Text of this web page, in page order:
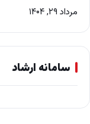
مرداد ۲۹, ۱۴۰۴
سامانه ارشاد